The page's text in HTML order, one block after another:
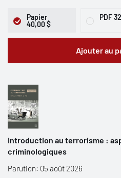
Papier
40,00 $
PDF
Ajouter au
Introduction au terrorisme :
criminologiques
Parution: 05 août 2026